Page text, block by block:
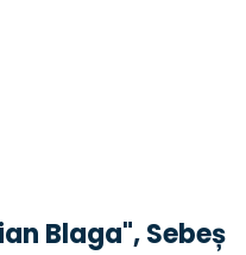
Blaga", Sebeș​